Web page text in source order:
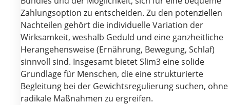
Zahlungsoption zu entscheiden. Zu den potenziellen
Nachteilen gehört die individuelle Variation der
Wirksamkeit, weshalb Geduld und eine ganzheitliche
Herangehensweise (Ernährung, Bewegung, Schlaf)
sinnvoll sind. Insgesamt bietet Slim3 eine solide
Grundlage für Menschen, die eine strukturierte
Begleitung bei der Gewichtsregulierung suchen, ohne
radikale Maßnahmen zu ergreifen.